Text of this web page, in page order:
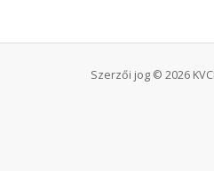
Szerzői jog © 2026